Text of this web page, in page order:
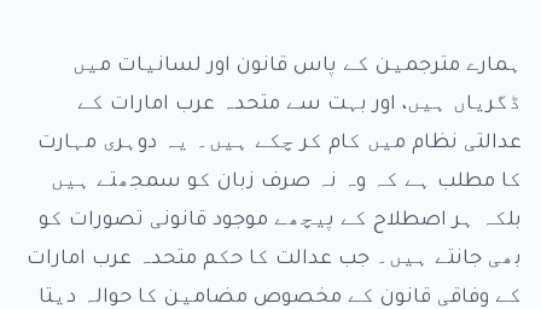
ہمارے مترجمین کے پاس قانون اور لسانیات میں
ڈگریاں ہیں، اور بہت سے متحدہ عرب امارات کے
عدالتی نظام میں کام کر چکے ہیں۔ یہ دوہری مہارت
کا مطلب ہے کہ وہ نہ صرف زبان کو سمجھتے ہیں
بلکہ ہر اصطلاح کے پیچھے موجود قانونی تصورات کو
بھی جانتے ہیں۔ جب عدالت کا حکم متحدہ عرب امارات
کے وفاقی قانون کے مخصوص مضامین کا حوالہ دیتا